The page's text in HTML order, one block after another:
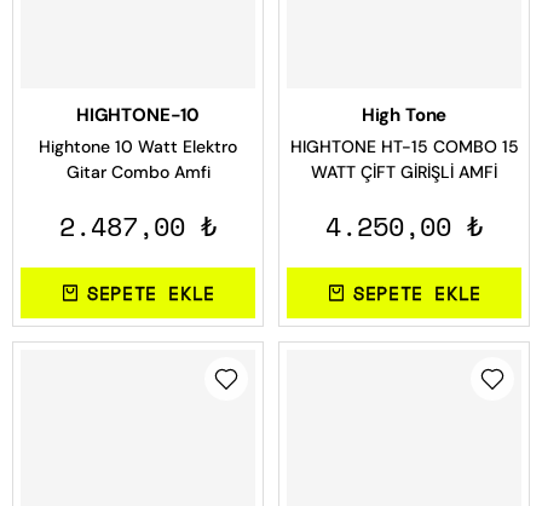
HIGHTONE-10
Hightone 10 Watt Elektro
Gitar Combo Amfi
2.487,00 ₺
SEPETE EKLE
High Tone
HIGHTONE HT-15 COMBO 15
WATT ÇİFT GİRİŞLİ AMFİ
4.250,00 ₺
SEPETE EKLE